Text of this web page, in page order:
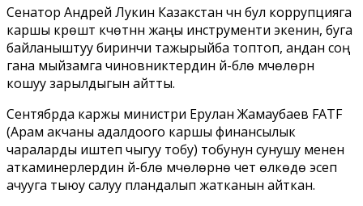
Сенатор Андрей Лукин Казакстан үчүн бул коррупцияга
каршы күрөштү күчөтүүнүн жаңы инструменти экенин, буга
байланыштуу биринчи тажырыйба топтоп, андан соң
гана мыйзамга чиновниктердин үй-бүлө мүчөлөрүн
кошуу зарылдыгын айтты.
Сентябрда каржы министри Ерулан Жамаубаев FATF
(Арам акчаны адалдоого каршы финансылык
чараларды иштеп чыгуу тобу) тобунун сунушу менен
аткаминерлердин үй-бүлө мүчөлөрүнө чет өлкөдө эсеп
ачууга тыюу салуу пландалып жатканын айткан.